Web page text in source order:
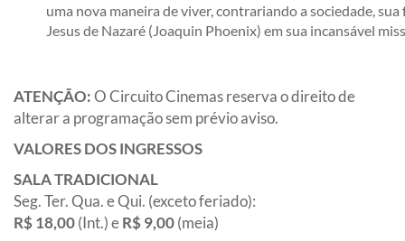
uma nova maneira de viver, contrariando a sociedade,
Jesus de Nazaré (Joaquin Phoenix) em sua incansável
ATENÇÃO:O Circuito Cinemas reserva o direito de
alterar a programação sem prévio aviso.
VALORES DOS INGRESSOS
SALA TRADICIONAL
Seg. Ter. Qua. e Qui. (exceto feriado):
R$ 18,00(Int.) eR$ 9,00(meia)